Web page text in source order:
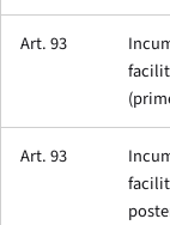
Art. 93
Art. 93